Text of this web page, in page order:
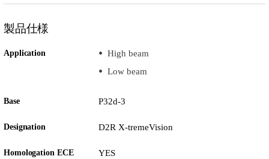
製品仕様
Application
High beam
Low beam
Base P32d-3
Designation D2R X-tremeVision
Homologation ECE YES